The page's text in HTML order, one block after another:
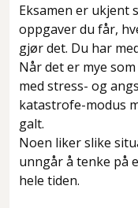
Eksamen er ukjent
oppgaver du får,
gjør det. Du har
Når det er mye
med stress- og
katastrofe-modus
galt.
Noen liker slike
unngår å tenke på
hele tiden.